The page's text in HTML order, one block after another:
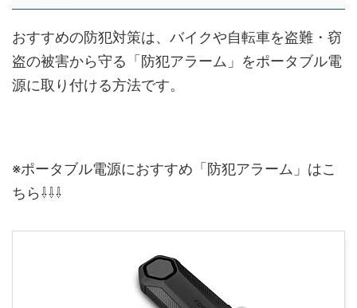
おすすめの防犯対策は、バイクや自転車を盗難・窃
盗の被害から守る 「防犯アラーム」をポータブル電
源に取り付ける方法です。
※ポータブル電源におすすめ「防犯アラーム」はこ
ちら⇩⇩⇩